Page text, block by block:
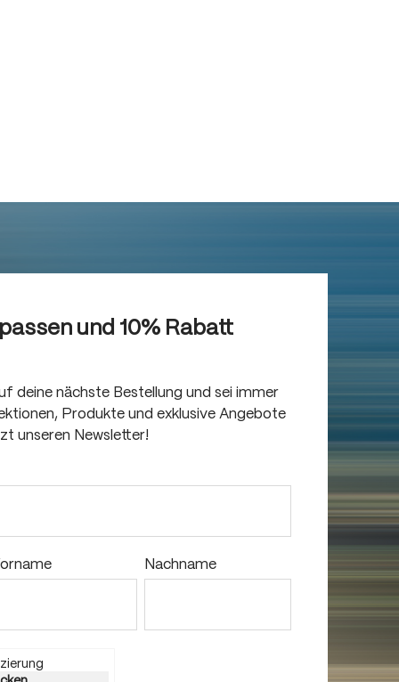
und 10% Rabatt
deine nächste Bestellung und sei immer
Produkte und exklusive Angebote
unseren Newsletter!
Nachname